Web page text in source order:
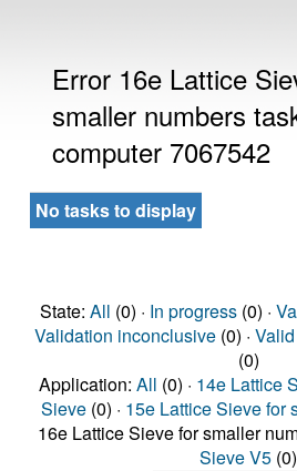
Error 16e Lattice
smaller numbers
computer 7067542
No tasks to display
State: All (0) · In progress(0) ·
Validation inconclusive(0) · Valid
(0)
Application: All (0) · 14e Lattice
Sieve (0) · 15e Lattice Sieve for
16e Lattice Sieve for smaller
Sieve V5 (0)